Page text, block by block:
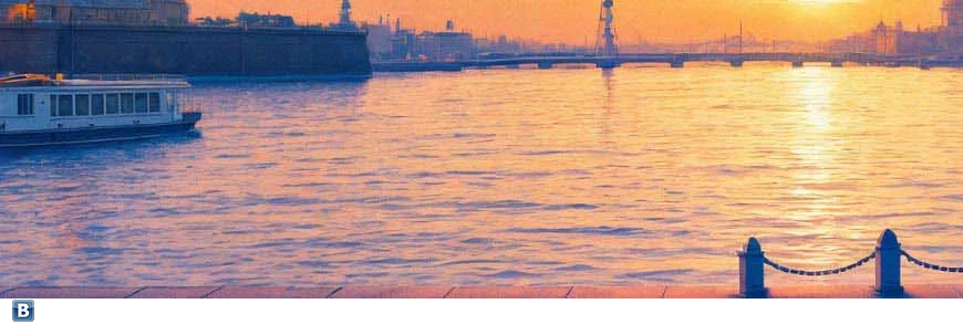
«Послушайте!»: Лучшие концерты года в гиде «Фонтанки»
07 февраля 2018,10:19 Версия для печати